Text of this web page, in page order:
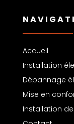
Accueil
Installation
Dépannage
Mise en
Installation